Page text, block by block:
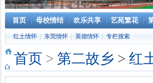
首页 母校情结 欢乐共享 艺苑繁花
红土情怀 东莞情怀 英德情怀 专栏搜索
首页 > 第二故乡 > 红